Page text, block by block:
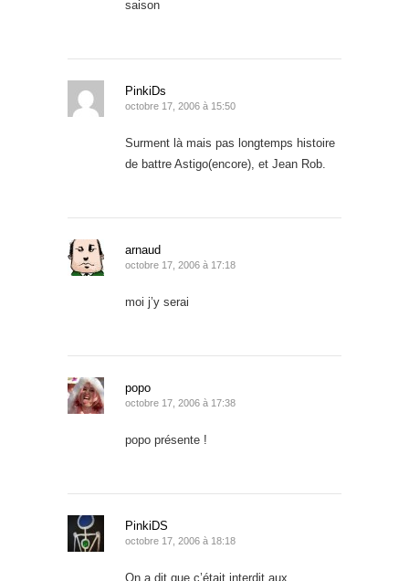
saison
PinkiDs
octobre 17, 2006 à 15:50
Surment là mais pas longtemps histoire
de battre Astigo(encore), et Jean Rob.
arnaud
octobre 17, 2006 à 17:18
moi j’y serai
popo
octobre 17, 2006 à 17:38
popo présente !
PinkiDS
octobre 17, 2006 à 18:18
On a dit que c’était interdit aux